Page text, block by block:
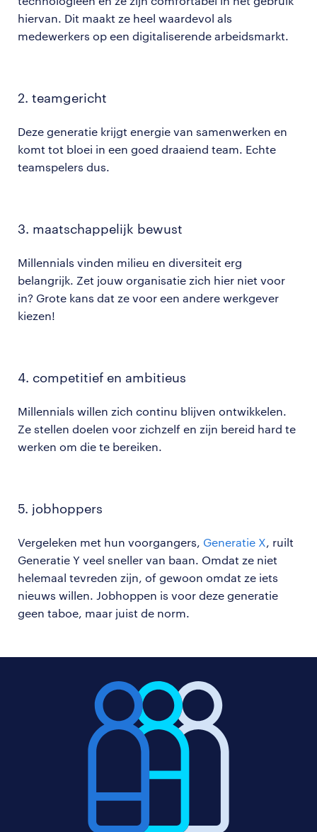
hiervan. Dit maakt ze heel waardevol als
medewerkers op een digitaliserende arbeidsmarkt.
2. teamgericht
Deze generatie krijgt energie van samenwerken en
komt tot bloei in een goed draaiend team. Echte
teamspelers dus.
3. maatschappelijk bewust
Millennials vinden milieu en diversiteit erg
belangrijk. Zet jouw organisatie zich hier niet voor
in? Grote kans dat ze voor een andere werkgever
kiezen!
4. competitief en ambitieus
Millennials willen zich continu blijven ontwikkelen.
Ze stellen doelen voor zichzelf en zijn bereid hard te
werken om die te bereiken​​.
5. jobhoppers
Vergeleken met hun voorgangers, Generatie X, ruilt
Generatie Y veel sneller van baan. Omdat ze niet
helemaal tevreden zijn, of gewoon omdat ze iets
nieuws willen. Jobhoppen is voor deze generatie
geen taboe, maar juist de norm.